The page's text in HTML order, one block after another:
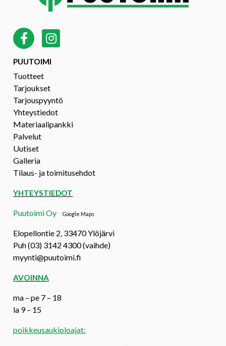
PUUTOIMI
Tuotteet
Tarjoukset
Tarjouspyyntö
Yhteystiedot
Materiaalipankki
Palvelut
Uutiset
Galleria
Tilaus- ja toimitusehdot
YHTEYSTIEDOT
Puutoimi OyGoogle Maps
Elopellontie 2, 33470 Ylöjärvi
Puh (03) 3142 4300 (vaihde)
myynti@puutoimi.fi
AVOINNA
ma – pe 7 – 18
la 9 – 15
poikkeusaukioloajat: